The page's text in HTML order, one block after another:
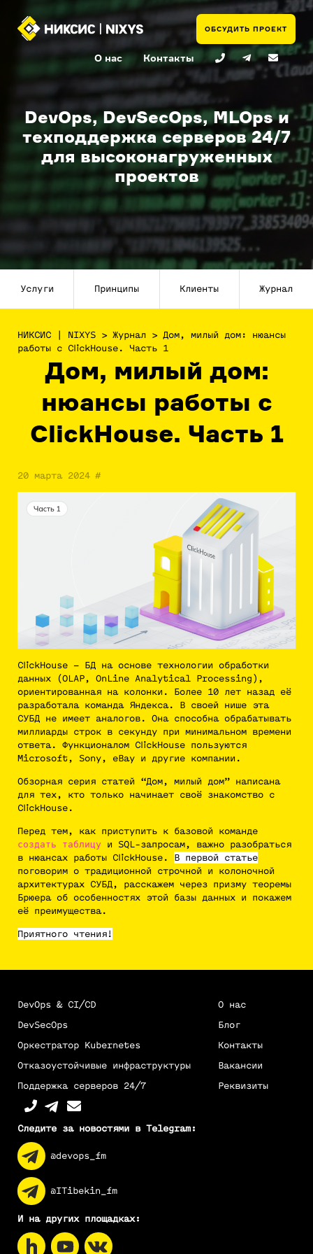
ОБСУДИТЬ ПРОЕКТ
О нас Контакты
DevOps, DevSecOps, MLOps и
техподдержка серверов 24/7
для высоконагруженных
проектов
Услуги Принципы Клиенты Журнал
НИКСИС | NIXYS > Журнал > Дом, милый дом: нюансы
работы с ClickHouse. Часть 1
Дом, милый дом:
нюансы работы с
ClickHouse. Часть 1
20 марта 2024 #
ClickHouse – БД на основе технологии обработки
данных (OLAP, OnLine Analytical Processing),
ориентированная на колонки. Более 10 лет назад её
разработала команда Яндекса. В своей нише эта
СУБД не имеет аналогов. Она способна обрабатывать
миллиарды строк в секунду при минимальном времени
ответа. Функционалом ClickHouse пользуются
Microsoft, Sony, eBay и другие компании.
Обзорная серия статей “Дом, милый дом” написана
для тех, кто только начинает своё знакомство с
ClickHouse.
Перед тем, как приступить к базовой команде
создать таблицу
и SQL-запросам, важно разобраться
в нюансах работы ClickHouse. В первой статье
поговорим о традиционной строчной и колоночной
архитектурах СУБД, расскажем через призму теоремы
Брюера об особенностях этой базы данных и покажем
её преимущества.
Приятного чтения!
О нас
Блог
Контакты
Вакансии
Реквизиты
DevOps & CI/CD
DevSecOps
Оркестратор Kubernetes
Отказоустойчивые инфраструктуры
Поддержка серверов 24/7
Следите за новостями в Telegram:
@devops_fm
@ITibekin_fm
И на других площадках: